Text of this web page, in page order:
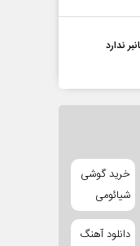
ندارد
خرید گوشی
شیائومی
دانلود آهنگ